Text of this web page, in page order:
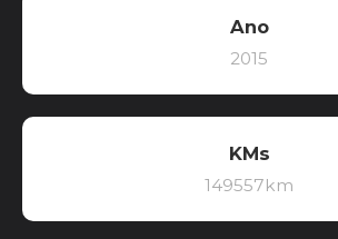
Ano
2015
KMs
149557km